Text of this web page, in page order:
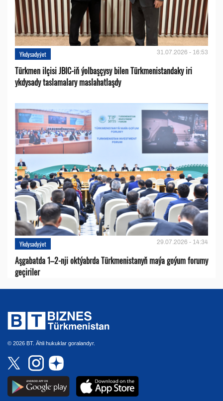
Ykdysadyýet 31.07.2026 - 16:53
Türkmen ilçisi JBIC-iň ýolbaşçysy bilen Türkmenistandaky iri
ykdysady taslamalary maslahatlaşdy
Ykdysadyýet 29.07.2026 - 14:34
Aşgabatda 1–2-nji oktýabrda Türkmenistanyň maýa goýum forumy
geçiriler
© 2026 BT. Ähli hukuklar goralandyr.